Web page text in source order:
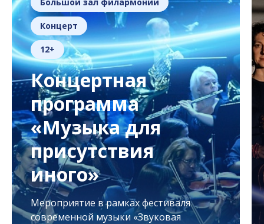
Концерт
12+
Концертная
программа
«Музыка для
присутствия
иного»
Мероприятие в рамках фестиваля
современной музыки «Звуковая